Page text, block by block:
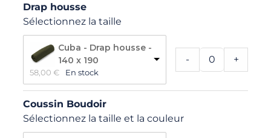
Drap housse
Sélectionnez la taille
Cuba - Drap housse -
140 x 190
58,00 € En stock
- +
Coussin Boudoir
Sélectionnez la taille et la couleur